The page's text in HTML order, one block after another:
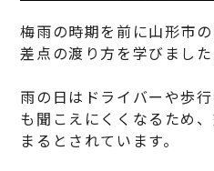
梅雨の時期を前に山形市
差点の渡り方を学びました
雨の日はドライバーや歩
も聞こえにくくなるため
まるとされています。